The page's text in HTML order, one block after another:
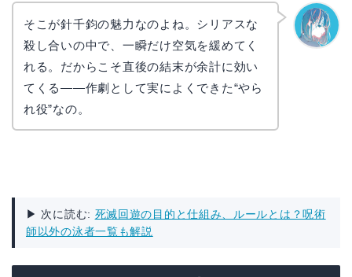
そこが針千鈞の魅力なのよね。シリアスな
殺し合いの中で、一瞬だけ空気を緩めてく
れる。だからこそ直後の結末が余計に効い
てくる——作劇として実によくできた“やら
れ役”なの。
▶ 次に読む: 死滅回遊の目的と仕組み、ルールとは？呪術
師以外の泳者一覧も解説